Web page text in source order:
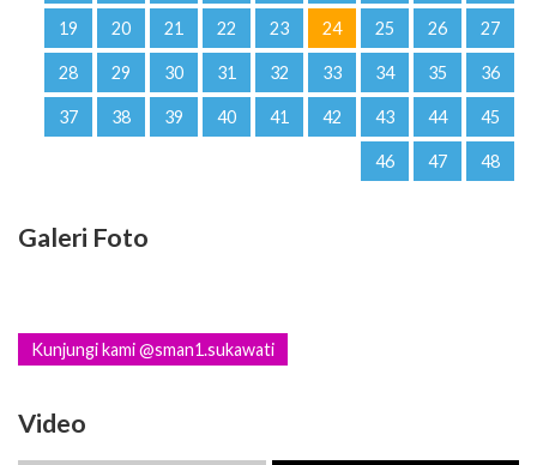
19 20 21 22 23 24 25 26 27
28 29 30 31 32 33 34 35 36
37 38 39 40 41 42 43 44 45
46 47 48
Galeri Foto
Kunjungi kami @sman1.sukawati
Video